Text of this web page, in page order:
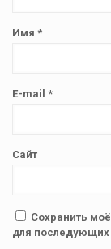
Имя *
E-mail *
Сайт
Сохранить
для